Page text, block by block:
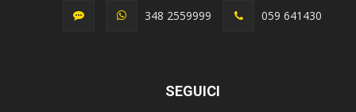
348 2559999 059 641430
SEGUICI